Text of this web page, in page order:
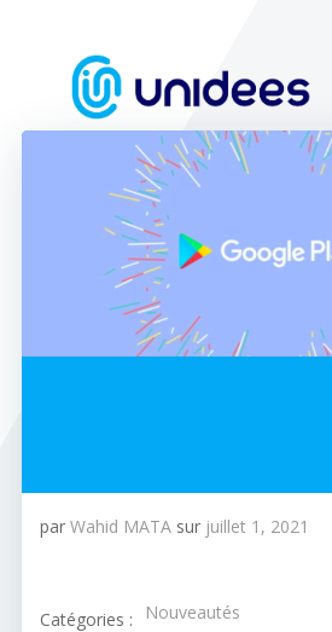
contenu
par Wahid MATA sur juillet 1, 2021
Catégories : Nouveautés